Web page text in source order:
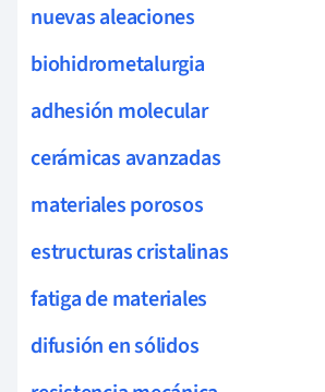
nuevas aleaciones
biohidrometalurgia
adhesión molecular
cerámicas avanzadas
materiales porosos
estructuras cristalinas
fatiga de materiales
difusión en sólidos